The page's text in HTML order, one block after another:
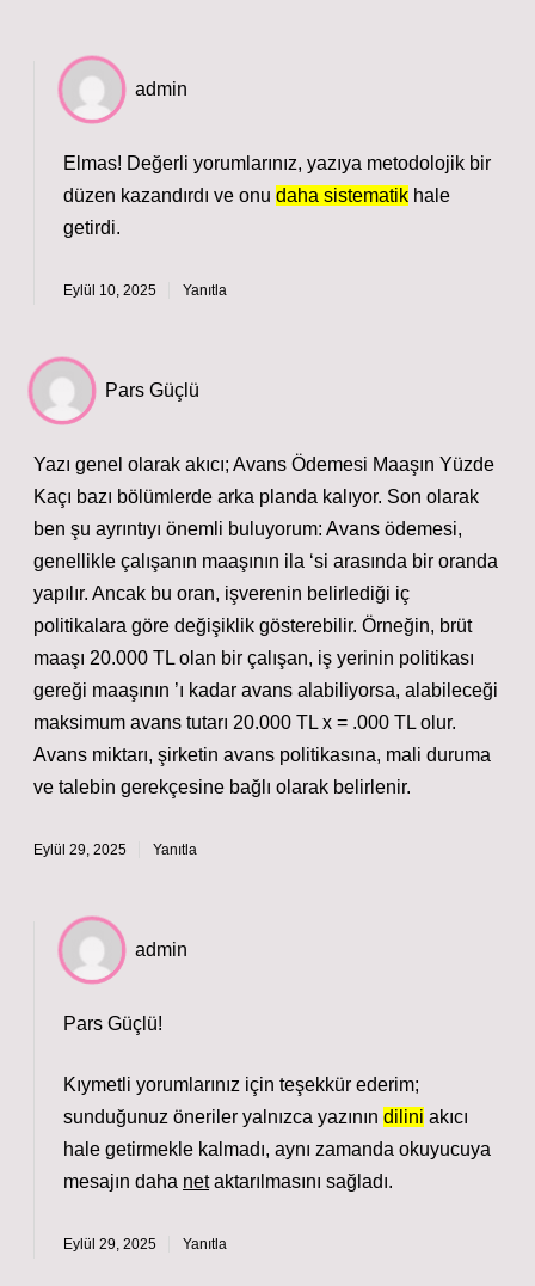
admin
Elmas! Değerli yorumlarınız, yazıya metodolojik bir
düzen kazandırdı ve onu daha sistematik hale
getirdi.
Eylül 10, 2025 Yanıtla
Pars Güçlü
Yazı genel olarak akıcı; Avans Ödemesi Maaşın Yüzde
Kaçı bazı bölümlerde arka planda kalıyor. Son olarak
ben şu ayrıntıyı önemli buluyorum: Avans ödemesi,
genellikle çalışanın maaşının ila ‘si arasında bir oranda
yapılır. Ancak bu oran, işverenin belirlediği iç
politikalara göre değişiklik gösterebilir. Örneğin, brüt
maaşı 20.000 TL olan bir çalışan, iş yerinin politikası
gereği maaşının ’ı kadar avans alabiliyorsa, alabileceği
maksimum avans tutarı 20.000 TL x = .000 TL olur.
Avans miktarı, şirketin avans politikasına, mali duruma
ve talebin gerekçesine bağlı olarak belirlenir.
Eylül 29, 2025 Yanıtla
admin
Pars Güçlü!
Kıymetli yorumlarınız için teşekkür ederim;
sunduğunuz öneriler yalnızca yazının dilini akıcı
hale getirmekle kalmadı, aynı zamanda okuyucuya
mesajın daha netaktarılmasını sağladı.
Eylül 29, 2025 Yanıtla